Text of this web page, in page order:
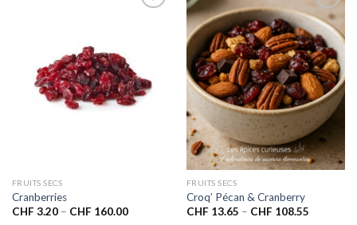
FRUITS SECS
Cranberries
CHF 3.20– CHF 160.00
Ajouter
à la liste
de
souhaits
FRUITS SECS
Croq’ Pécan & Cranberry
CHF 13.65 – CHF 108.55